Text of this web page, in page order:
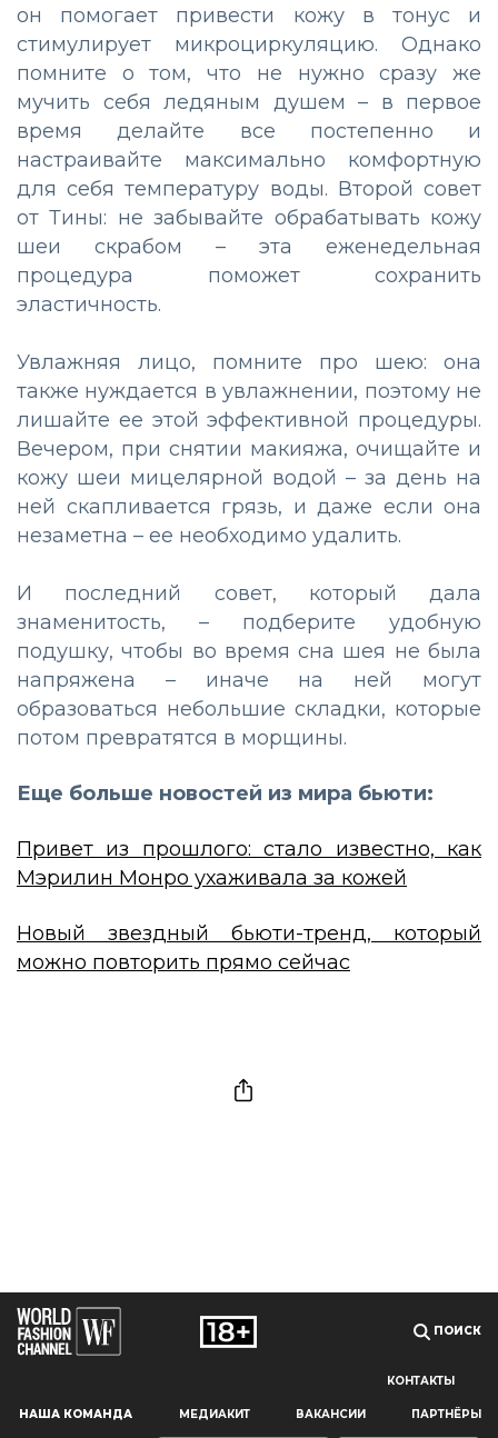
Наш сайт использует файлы cookie и похожие технологии,
он
помогает привести кожу в тонус
и
стимулирует
микроциркуляцию. Однако
помните
о том,что не нужно сразу
же
мучить себя ледяным душем – в первое
время
делайте все постепенно
и
настраивайте
максимально
комфортную
для себятемпературу воды. Второй совет
от Тины: не забывайте обрабатывать кожу
шеи
скрабом – эта
еженедельная
процедура
поможет
сохранить
эластичность.
Увлажняя лицо, помните про шею: она
также нуждается в увлажнении, поэтому не
лишайте ее этой эффективной процедуры.
Вечером, при снятии макияжа, очищайте и
кожу шеи мицелярной водой – за день на
ней скапливается грязь, и даже если она
незаметна – ее необходимо удалить.
И последний совет, который
дала
знаменитость, – подберите
удобную
подушку,чтобы во время сна шея не была
напряжена – иначе на ней
могут
образоваться небольшие складки, которые
потом превратятся в морщины.
Еще больше новостей из мира бьюти:
Привет из прошлого: стало известно, как
Мэрилин Монро ухаживала за кожей
Новый звездный бьюти-тренд, который
можно повторить прямо сейчас
ПОИСК
КОНТАКТЫ
НАША КОМАНДА МЕДИАКИТ ВАКАНСИИ ПАРТНЁРЫ